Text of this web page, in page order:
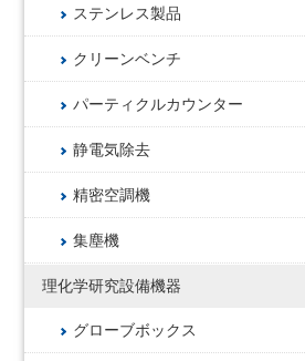
ステンレス製品
クリーンベンチ
パーティクルカウンター
静電気除去
精密空調機
集塵機
理化学研究設備機器
グローブボックス